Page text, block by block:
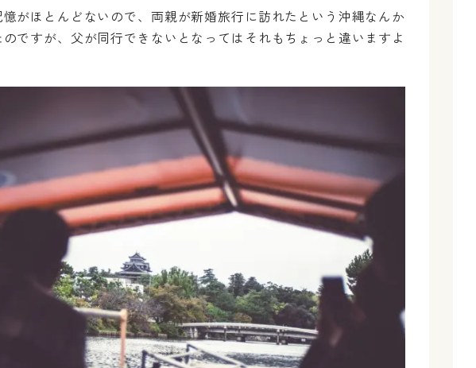
がほとんどないので、両親が新婚旅行に訪れたという沖縄なんか
ですが、父が同行できないとなってはそれもちょっと違いますよ